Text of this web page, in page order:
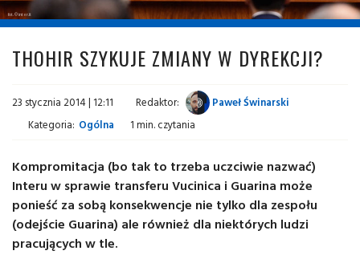
fot. © inter.it
THOHIR SZYKUJE ZMIANY W DYREKCJI?
23 stycznia 2014 | 12:11 Redaktor:
Paweł Świnarski
Kategoria: Ogólna 1 min. czytania
Kompromitacja (bo tak to trzeba uczciwie nazwać)
Interu w sprawie transferu Vucinica i Guarina może
ponieść za sobą konsekwencje nie tylko dla zespołu
(odejście Guarina) ale również dla niektórych ludzi
pracujących w tle.